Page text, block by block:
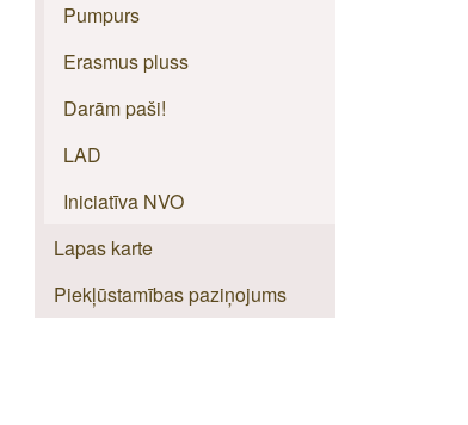
Pumpurs
Erasmus pluss
Darām paši!
LAD
Iniciatīva NVO
Lapas karte
Piekļūstamības paziņojums